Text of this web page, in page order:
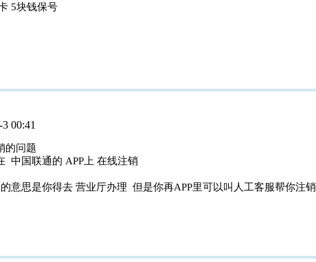
5块钱保号
00:41
的问题
中国联通的 APP上 在线注销
意思是你得去 营业厅办理 但是你再APP里可以叫人工客服帮你注销